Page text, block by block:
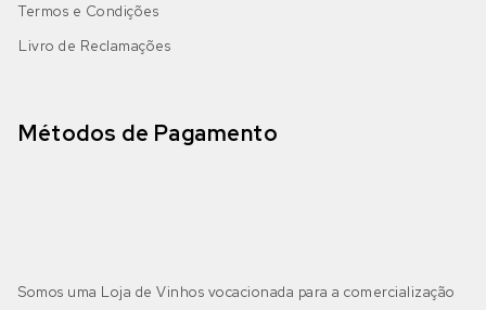
Termos e Condições
Livro de Reclamações
Métodos de Pagamento
Somos uma Loja de Vinhos vocacionada para a comercialização